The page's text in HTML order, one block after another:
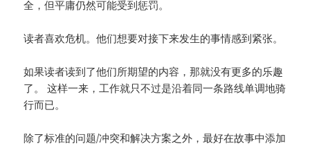
全，但平庸仍然可能受到惩罚。
读者喜欢危机。他们想要对接下来发生的事情感到紧张。
如果读者读到了他们所期望的内容，那就没有更多的乐趣
了。 这样一来，工作就只不过是沿着同一条路线单调地骑
行而已。
除了标准的问题/冲突和解决方案之外，最好在故事中添加